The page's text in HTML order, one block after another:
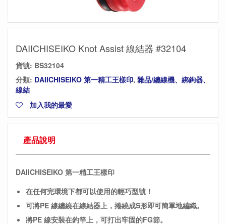
DAIICHISEIKO Knot Assist 線結器 #32104
貨號: BS32104
分類: DAIICHISEIKO 第一精工王樣印, 雜品/纏線機、綁鉤器、
線結
加入我的最愛
產品說明
DAIICHISEIKO 第一精工王樣印
在任何完環境下都可以使用的輕巧型號！
可將PE 線纏繞在線結器上，捲繞成S形即可簡單地編織。
將PE 線安裝在釣竿上，可打出牢固的FG節。